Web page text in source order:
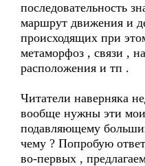
последовательность
маршрут движения и
происходящих при
метаморфоз , связи ,
расположения и тп .
Читатели наверняка
вообще нужны эти
подавляющему
чему ? Попробую
во-первых ,